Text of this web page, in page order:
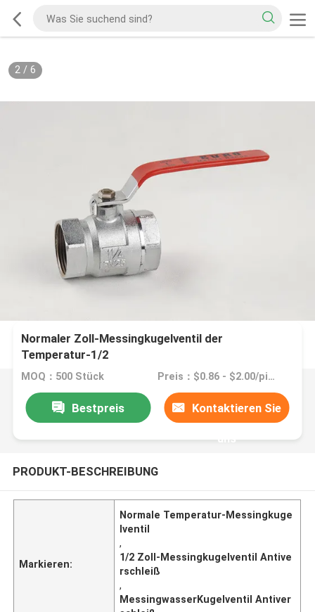
2/ 6
Normaler Zoll-Messingkugelventil der
Temperatur-1/2
MOQ：500 Stück Preis：$0.86 - $2.00/pieces
Bestpreis Kontaktieren Sie
uns
PRODUKT-BESCHREIBUNG
Markieren:
Normale Temperatur-Messingkuge
lventil
,
1/2 Zoll-Messingkugelventil Antive
rschleiß
,
MessingwasserKugelventil Antiver